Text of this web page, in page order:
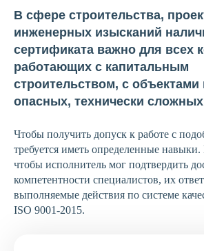
В сфере строительства,
инженерных изысканий
сертификата важно для всех
работающих с капитальным
строительством, с объектами
опасных, технически
Чтобы получить допуск к работе с
требуется иметь определенные
чтобы исполнитель мог подтвердить
компетентности специалистов, их
выполняемые действия по системе
ISO 9001-2015.